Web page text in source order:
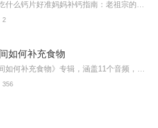
2
如何补充食物
356